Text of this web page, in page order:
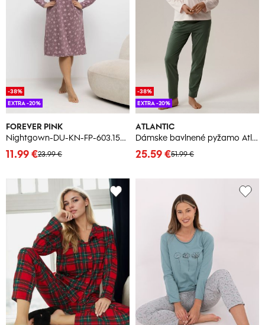
FOREVER PINK
Nightgown-DU-KN-FP-603.15P-dark pink
23.99 €
11.99 €
-38%
EXTRA -20%
ATLANTIC
Dámske bavlnené pyžamo Atlantic
51.99 €
25.59 €
-38%
EXTRA -20%